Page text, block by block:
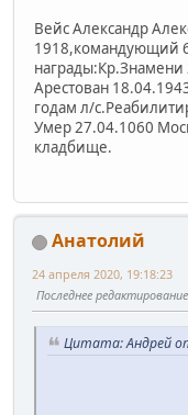
Вейс Александр
1918,командующий
Арестован
годам л/
Умер 27.04.1060
кладбище.
Анатолий
24 апреля 2020, 19:18:23
Последнее редактирование
Цитата: Андрей